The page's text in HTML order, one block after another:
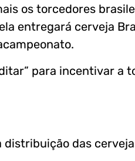
os torcedores
entregará cerveja
para incentivar a
das